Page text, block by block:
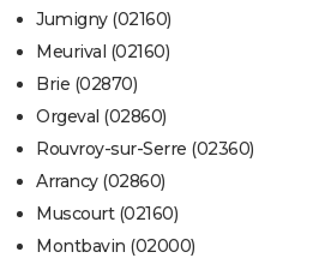
Jumigny (02160)
Meurival (02160)
Brie (02870)
Orgeval (02860)
Rouvroy-sur-Serre (02360)
Arrancy (02860)
Muscourt (02160)
Montbavin (02000)